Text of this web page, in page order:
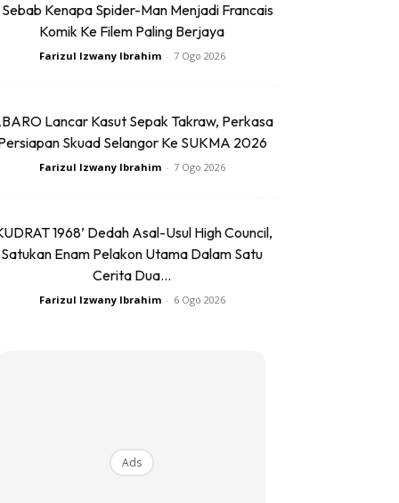
Kenapa Spider-Man Menjadi Francais
Komik Ke Filem Paling Berjaya
Farizul Izwany Ibrahim - 7 Ogo 2026
Lancar Kasut Sepak Takraw, Perkasa
Skuad Selangor Ke SUKMA 2026
Farizul Izwany Ibrahim - 7 Ogo 2026
1968’ Dedah Asal-Usul High Council,
Satukan Enam Pelakon Utama Dalam Satu
Cerita Dua...
Farizul Izwany Ibrahim - 6 Ogo 2026
Ads